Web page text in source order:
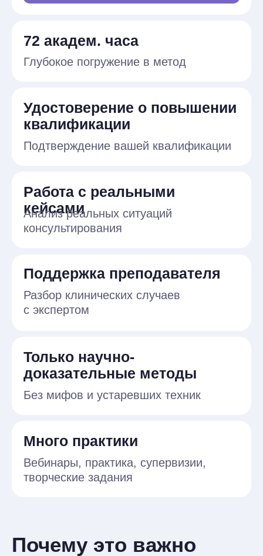
Работа с реальными
консультирования
с экспертом
Только научно-
доказательные методы
Много практики
Вебинары, практика, супервизии,
творческие задания
Почему это важно
Быть мамой — это
внутренними и внешними
изменениями. Вина, стыд,